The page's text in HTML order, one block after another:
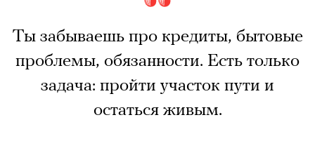
Ты забываешь про кредиты, бытовые
проблемы, обязанности. Есть только
задача: пройти участок пути и
остаться живым.